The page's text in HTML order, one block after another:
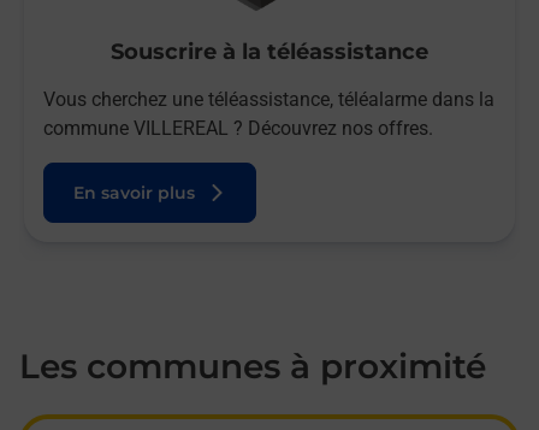
Souscrire à la téléassistance
Vous cherchez une téléassistance, téléalarme dans la
commune VILLEREAL ? Découvrez nos offres.
En savoir plus
Les communes à proximité